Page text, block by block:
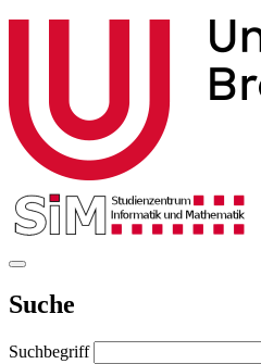
Suche
Suchbegriff